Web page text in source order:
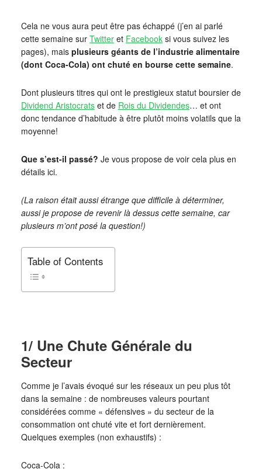
Cela ne vous aura peut être pas échappé (j’en ai parlé
cette semaine sur Twitteret Facebooksi vous suivez les
pages), mais plusieurs géants de l’industrie alimentaire
(dont Coca-Cola) ont chuté en bourse cette semaine.
Dont plusieurs titres qui ont le prestigieux statut boursier de
Dividend Aristocratset de Rois du Dividendes… et ont
donc tendance d’habitude à être plutôt moins volatils que la
moyenne!
Que s’est-il passé? Je vous propose de voir cela plus en
détails ici.
(La raison était aussi étrange que difficile à déterminer,
aussi je propose de revenir là dessus cette semaine, car
plusieurs m’ont posé la question!)
Table of Contents
1/ Une Chute Générale du
Secteur
Comme je l’avais évoqué sur les réseaux un peu plus tôt
dans la semaine : de nombreuses valeurs pourtant
considérées comme « défensives » du secteur de la
consommation ont chuté vite et fort dernièrement.
Quelques exemples (non exhaustifs) :
Coca-Cola :